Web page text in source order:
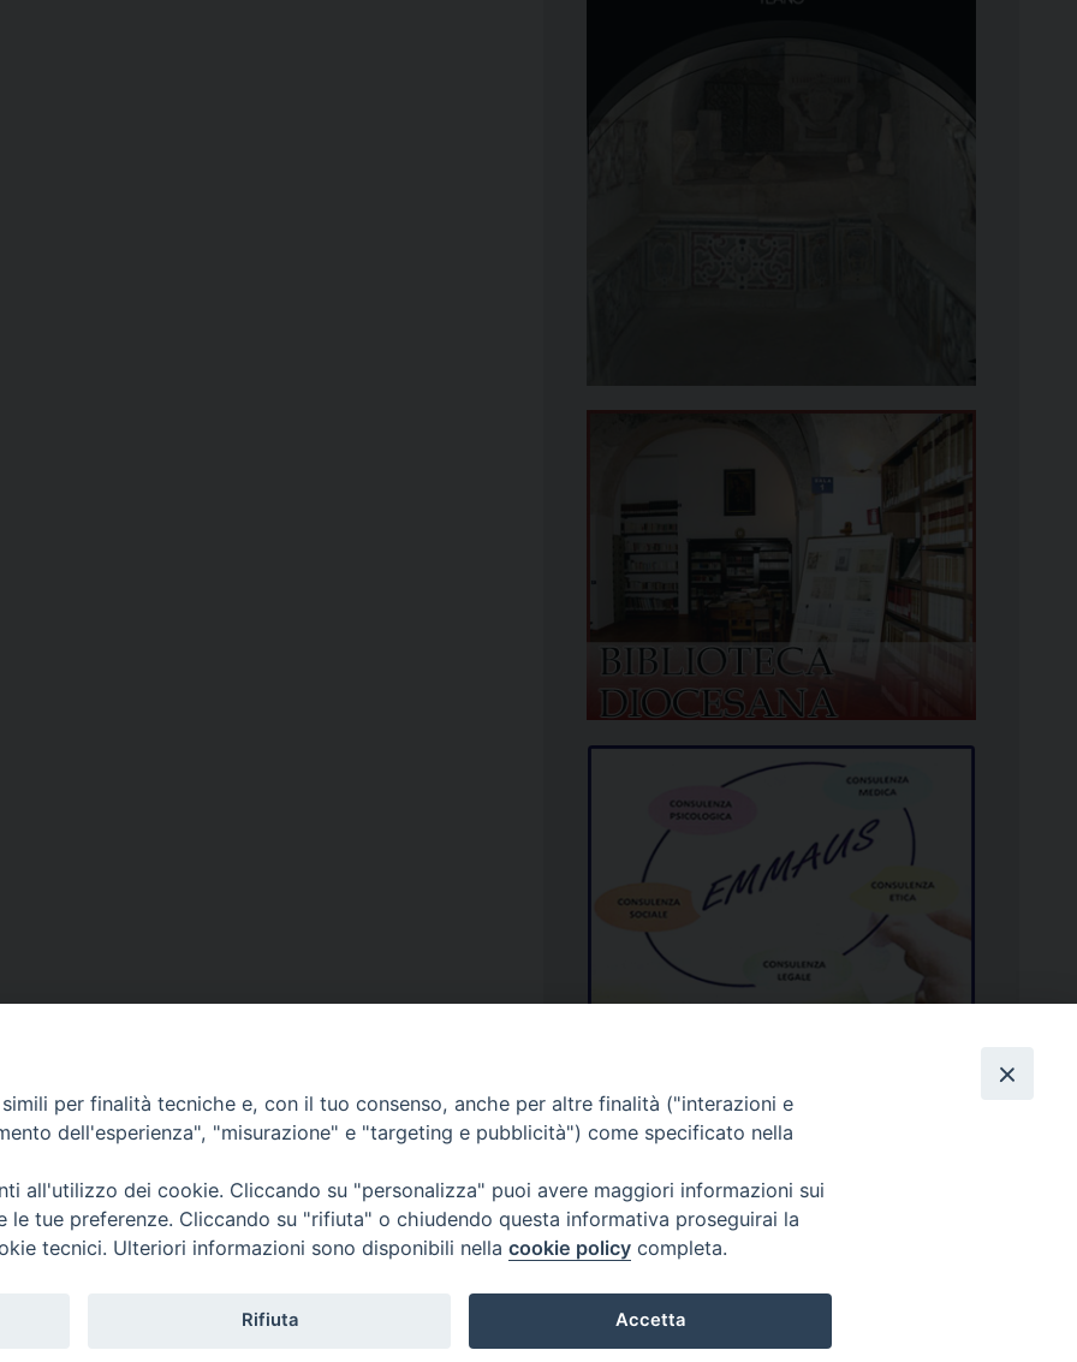
per finalità tecniche e, con il tuo consenso, anche per altre finalità ("interazioni e
dell'esperienza", "misurazione" e "targeting e pubblicità") come specificato nella
all'utilizzo dei cookie. Cliccando su "personalizza" puoi avere maggiori informazioni sui
le tue preferenze. Cliccando su "rifiuta" o chiudendo questa informativa proseguirai la
tecnici. Ulteriori informazioni sono disponibili nella cookie policy completa.
Rifiuta Accetta